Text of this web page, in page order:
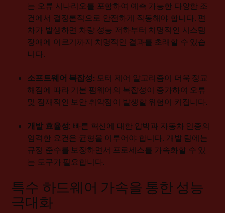
는 오류 시나리오를 포함하여 예측 가능한 다양한 조
건에서 결정론적으로 안전하게 작동해야 합니다. 편
차가 발생하면 차량 성능 저하부터 치명적인 시스템
장애에 이르기까지 치명적인 결과를 초래할 수 있습
니다.
소프트웨어 복잡성: 모터 제어 알고리즘이 더욱 정교
해짐에 따라 기본 펌웨어의 복잡성이 증가하여 오류
및 잠재적인 보안 취약점이 발생할 위험이 커집니다.
개발 효율성: 빠른 혁신에 대한 압박과 자동차 인증의
엄격한 요건은 균형을 이루어야 합니다. 개발 팀에는
규정 준수를 보장하면서 프로세스를 가속화할 수 있
는 도구가 필요합니다.
특수 하드웨어 가속을 통한 성능
극대화